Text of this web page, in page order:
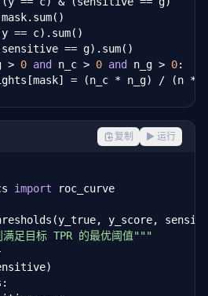
== c).sum()
== g).sum()
> 0 and n_c > 0 and n_g > 0:
= (n_c * n_g) / (n *
sample_weight=weights)
复制 ▶ 运行
import roc_curve
y_score,
足目标 TPR 的最优阈值"""